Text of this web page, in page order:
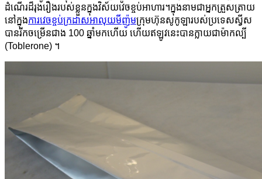
ដំណើរដ៏រុងរឿងរបស់ខ្លួនក្នុងវិស័យវេចខ្ចប់អាហារ។ក្នុងនាមជាអ្នកត្រួសត្រាយ
នៅក្នុងការវេចខ្ចប់ក្រដាសអាលុយមីញ៉ូមក្រុមហ៊ុនសូកូឡារបស់ប្រទេសស្វីស
បានរីកចម្រើនជាង 100 ឆ្នាំមកហើយ ហើយឥឡូវនេះបានក្លាយជាម៉ាកល្បី
(Toblerone) ។